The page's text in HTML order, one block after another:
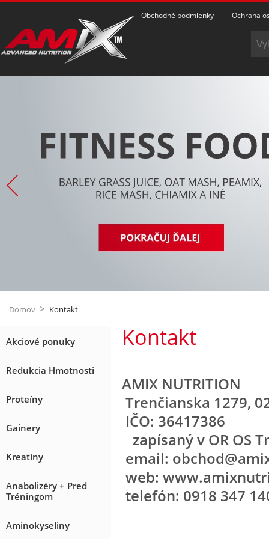
Obchodné podmienky Ochrana
Domov > Kontakt
Akciové ponuky
Redukcia Hmotnosti
Proteíny
Gainery
Kreatíny
Anabolizéry + Pred
Tréningom
Aminokyseliny
Kontakt
AMIX NUTRITION
Trenčianska 1279,
IČO: 36417386
zapísaný v OR OS
email:
web:
telefón: 0918 347